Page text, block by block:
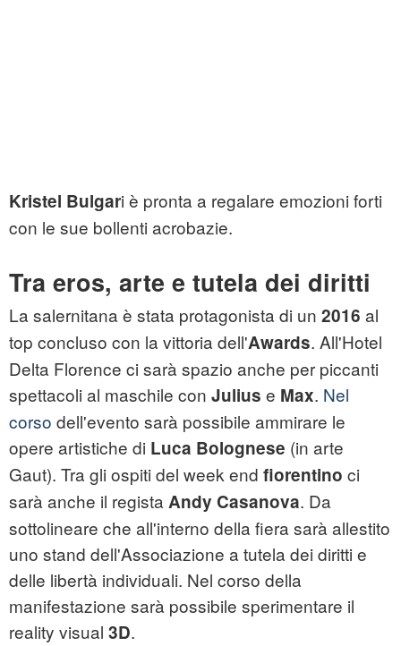
Kristel Bulgari è pronta a regalare emozioni forti
con le sue bollenti acrobazie.
Tra eros, arte e tutela dei diritti
La salernitana è stata protagonista di un 2016 al
top concluso con la vittoria dell'Awards. All'Hotel
Delta Florence ci sarà spazio anche per piccanti
spettacoli al maschile con Julius e Max. Nel
corso dell'evento sarà possibile ammirare le
opere artistiche di Luca Bolognese (in arte
Gaut). Tra gli ospiti del week end fiorentino ci
sarà anche il regista Andy Casanova. Da
sottolineare che all'interno della fiera sarà allestito
uno stand dell'Associazione a tutela dei diritti e
delle libertà individuali. Nel corso della
manifestazione sarà possibile sperimentare il
reality visual 3D.